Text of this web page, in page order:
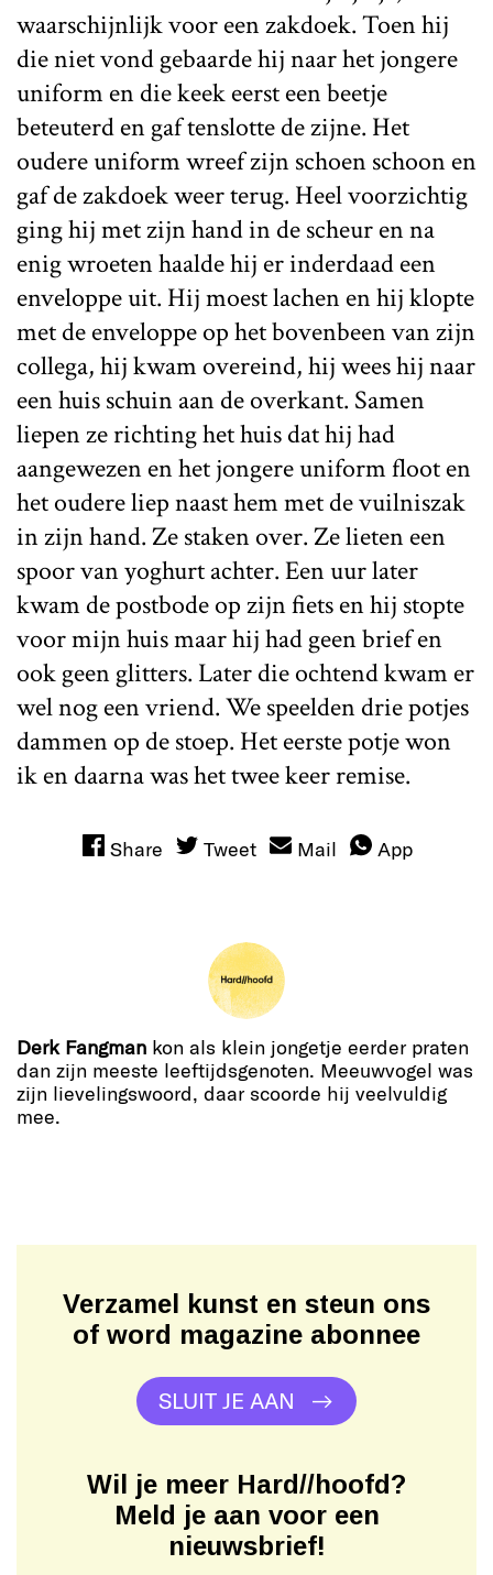
waarschijnlijk voor een zakdoek. Toen hij
die niet vond gebaarde hij naar het jongere
uniform en die keek eerst een beetje
beteuterd en gaf tenslotte de zijne. Het
oudere uniform wreef zijn schoen schoon en
gaf de zakdoek weer terug. Heel voorzichtig
ging hij met zijn hand in de scheur en na
enig wroeten haalde hij er inderdaad een
enveloppe uit. Hij moest lachen en hij klopte
met de enveloppe op het bovenbeen van zijn
collega, hij kwam overeind, hij wees hij naar
een huis schuin aan de overkant. Samen
liepen ze richting het huis dat hij had
aangewezen en het jongere uniform floot en
het oudere liep naast hem met de vuilniszak
in zijn hand. Ze staken over. Ze lieten een
spoor van yoghurt achter. Een uur later
kwam de postbode op zijn fiets en hij stopte
voor mijn huis maar hij had geen brief en
ook geen glitters. Later die ochtend kwam er
wel nog een vriend. We speelden drie potjes
dammen op de stoep. Het eerste potje won
ik en daarna was het twee keer remise.
Share Tweet Mail App
Derk Fangman kon als klein jongetje eerder praten
dan zijn meeste leeftijdsgenoten. Meeuwvogel was
zijn lievelingswoord, daar scoorde hij veelvuldig
mee.
Verzamel kunst en steun ons
of word magazine abonnee
SLUIT JE AAN
Wil je meer Hard//hoofd?
Meld je aan voor een
nieuwsbrief!